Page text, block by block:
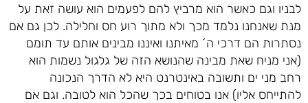
לבניו וגם כאשר הוא מרביץ להם לפעמים הוא עושה זאת על
מנת שאנחנו נלמד מכך ולא מתוך רוע חס וחלילה. לכן גם אם
נסתרות הם דרכי ה´ מאיתנו ואיננו מבינים אותם עד תומם
(אני מניח שאת מבינה שהנושא הזה של גלגול נשמות הוא
רחב מני ים ותשובה באינטרנט היא לא הדרך הנכונה
להתייחס אליו) אנו בטוחים בכך שהכל הוא לטובה. וגם אם